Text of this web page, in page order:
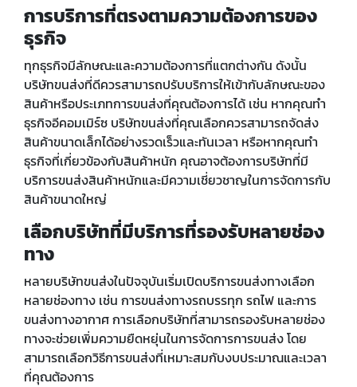
การบริการที่ตรงตามความต้องการของ
ธุรกิจ
ทุกธุรกิจมีลักษณะและความต้องการที่แตกต่างกัน ดังนั้น
บริษัทขนส่งที่ดีควรสามารถปรับบริการให้เข้ากับลักษณะของ
สินค้าหรือประเภทการขนส่งที่คุณต้องการได้ เช่น หากคุณทำ
ธุรกิจอีคอมเมิร์ซ บริษัทขนส่งที่คุณเลือกควรสามารถจัดส่ง
สินค้าขนาดเล็กได้อย่างรวดเร็วและทันเวลา หรือหากคุณทำ
ธุรกิจที่เกี่ยวข้องกับสินค้าหนัก คุณอาจต้องการบริษัทที่มี
บริการขนส่งสินค้าหนักและมีความเชี่ยวชาญในการจัดการกับ
สินค้าขนาดใหญ่
เลือกบริษัทที่มีบริการที่รองรับหลายช่อง
ทาง
หลายบริษัทขนส่งในปัจจุบันเริ่มเปิดบริการขนส่งทางเลือก
หลายช่องทาง เช่น การขนส่งทางรถบรรทุก รถไฟ และการ
ขนส่งทางอากาศ การเลือกบริษัทที่สามารถรองรับหลายช่อง
ทางจะช่วยเพิ่มความยืดหยุ่นในการจัดการการขนส่ง โดย
สามารถเลือกวิธีการขนส่งที่เหมาะสมกับงบประมาณและเวลา
ที่คุณต้องการ